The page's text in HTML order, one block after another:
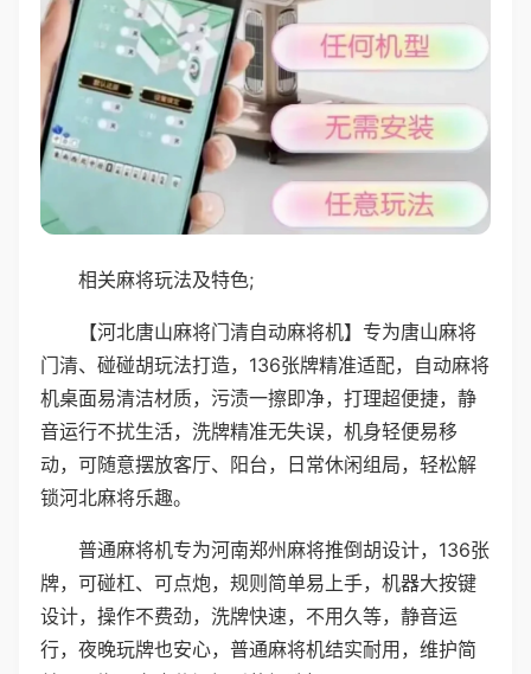
相关麻将玩法及特色;
【河北唐山麻将门清自动麻将机】专为唐山麻将
门清、碰碰胡玩法打造，136张牌精准适配，自动麻将
机桌面易清洁材质，污渍一擦即净，打理超便捷，静
音运行不扰生活，洗牌精准无失误，机身轻便易移
动，可随意摆放客厅、阳台，日常休闲组局，轻松解
锁河北麻将乐趣。
普通麻将机专为河南郑州麻将推倒胡设计，136张
牌，可碰杠、可点炮，规则简单易上手，机器大按键
设计，操作不费劲，洗牌快速，不用久等，静音运
行，夜晚玩牌也安心，普通麻将机结实耐用，维护简